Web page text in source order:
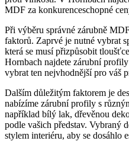
MDF za konkurenceschopné
Při výběru správné zárubně
faktorů. Zaprvé je nutné vybrat
která se musí přizpůsobit
Hornbach najdete zárubní
vybrat ten nejvhodnější pro váš
Dalším důležitým faktorem je
nabízíme zárubní profily s
například bílý lak, dřevěnou
podle vašich představ. Vybraný
stylem interiéru, aby se dosáhlo